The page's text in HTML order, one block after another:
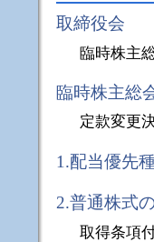
取締役会
臨時株主
臨時株主総
定款変更
1.配当優先
2.普通株式
取得条項